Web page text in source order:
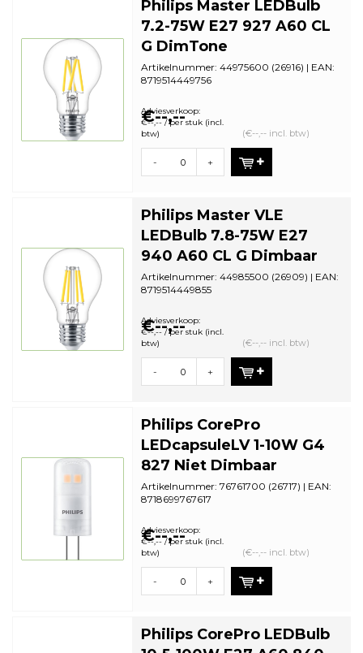
Philips Master LEDBulb
7.2-75W E27 927 A60 CL
G DimTone
Artikelnummer: 44975600 (26916) | EAN:
8719514449756
bestelhoeveelh...
€--,--
Adviesverkoop:
€--,-- / per stuk (incl.
btw)
(€--,-- incl. btw)
- +
Philips Master VLE
LEDBulb 7.8-75W E27
940 A60 CL G Dimbaar
Artikelnummer: 44985500 (26909) | EAN:
8719514449855
bestelhoeveelh...
€--,--
Adviesverkoop:
€--,-- / per stuk (incl.
btw)
(€--,-- incl. btw)
- +
Philips CorePro
LEDcapsuleLV 1-10W G4
827 Niet Dimbaar
Artikelnummer: 76761700 (26717) | EAN:
8718699767617
bestelhoeveelh...
€--,--
Adviesverkoop:
€--,-- / per stuk (incl.
btw)
(€--,-- incl. btw)
- +
Philips CorePro LEDBulb